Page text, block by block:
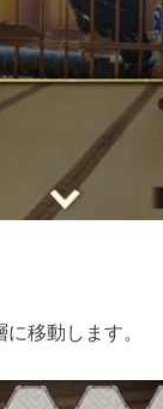
移動します。